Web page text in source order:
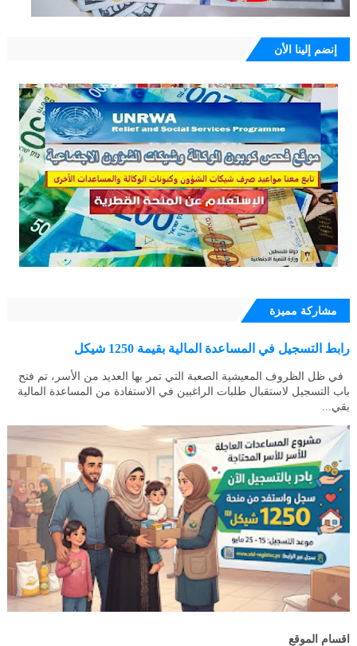
إنضم إلينا الأن
مشاركة مميزة
رابط التسجيل في المساعدة المالية بقيمة 1250 شيكل
في ظل الظروف المعيشية الصعبة التي تمر بها العديد من الأسر، تم فتح
باب التسجيل لاستقبال طلبات الراغبين في الاستفادة من المساعدة المالية
بقي...
اقسام الموقع